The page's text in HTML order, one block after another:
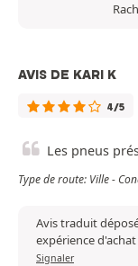
AVIS DE KARI K
4/5
Les pneus
Type de route: Ville -
Avis traduit
expérience
Signaler